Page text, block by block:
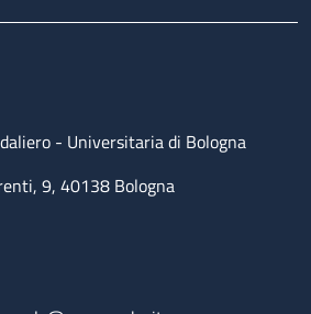
- Universitaria di Bologna
9, 40138 Bologna